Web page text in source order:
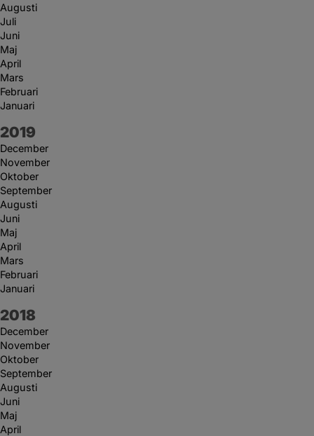
Augusti
Juli
Juni
Maj
April
Mars
Februari
Januari
År:
2019
December
November
Oktober
September
Augusti
Juni
Maj
April
Mars
Februari
Januari
År:
2018
December
November
Oktober
September
Augusti
Juni
Maj
April